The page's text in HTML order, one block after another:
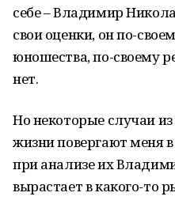
себе – Владимир
свои оценки, он по-
юношества, по-своему
нет.
Но некоторые случаи
жизни повергают меня
при анализе их
вырастает в какого-то